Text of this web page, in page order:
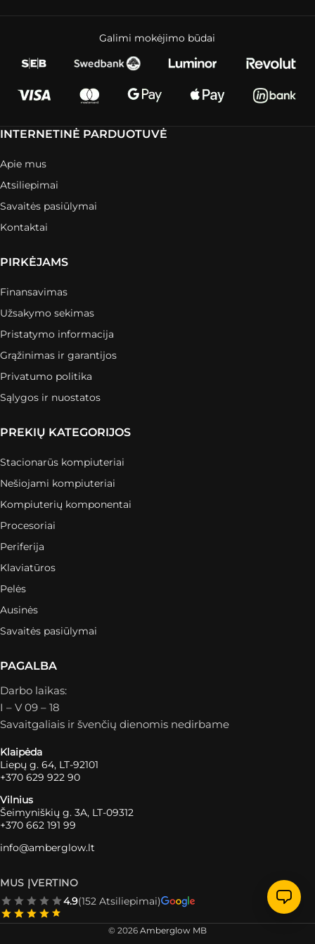
Galimi mokėjimo būdai
INTERNETINĖ PARDUOTUVĖ
Apie mus
Atsiliepimai
Savaitės pasiūlymai
Kontaktai
PIRKĖJAMS
Finansavimas
Užsakymo sekimas
Pristatymo informacija
Grąžinimas ir garantijos
Privatumo politika
Sąlygos ir nuostatos
PREKIŲ KATEGORIJOS
Stacionarūs kompiuteriai
Nešiojami kompiuteriai
Kompiuterių komponentai
Procesoriai
Periferija
Klaviatūros
Pelės
Ausinės
Savaitės pasiūlymai
PAGALBA
Darbo laikas:
I – V 09 – 18
Savaitgaliais ir švenčių dienomis nedirbame
Klaipėda
Liepų g. 64, LT-92101
+370 629 922 90
Vilnius
Šeimyniškių g. 3A, LT-09312
+370 662 191 99
info@amberglow.lt
MUS ĮVERTINO
4.9(152 Atsiliepimai)
© 2026 Amberglow MB